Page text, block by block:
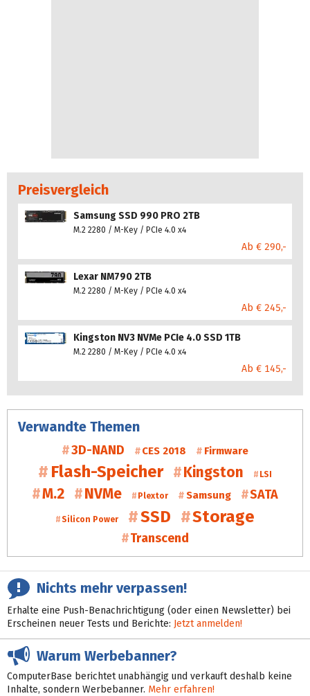
Preisvergleich
Samsung SSD 990 PRO 2TB
M.2 2280 / M-Key / PCIe 4.0 x4
Ab € 290,-
Lexar NM790 2TB
M.2 2280 / M-Key / PCIe 4.0 x4
Ab € 245,-
Kingston NV3 NVMe PCIe 4.0 SSD 1TB
M.2 2280 / M-Key / PCIe 4.0 x4
Ab € 145,-
Verwandte Themen
3D-NAND CES 2018 Firmware
Flash-Speicher Kingston LSI
M.2 NVMe Plextor Samsung SATA
Silicon Power SSD Storage
Transcend
Nichts mehr verpassen!
Erhalte eine Push-Benachrichtigung (oder einen Newsletter) bei
Erscheinen neuer Tests und Berichte: Jetzt anmelden!
Warum Werbebanner?
ComputerBase berichtet unabhängig und verkauft deshalb keine
Inhalte, sondern Werbebanner. Mehr erfahren!